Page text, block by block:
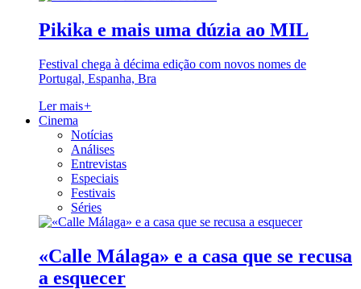
Pikika e mais uma dúzia ao MIL
Festival chega à décima edição com novos nomes de
Portugal, Espanha, Bra
Ler mais+
Cinema
Notícias
Análises
Entrevistas
Especiais
Festivais
Séries
«Calle Málaga» e a casa que se recusa
a esquecer